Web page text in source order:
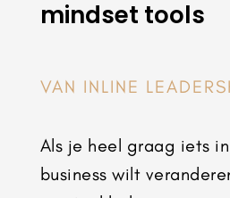
mindset tools
VAN INLINE
Als je heel graag iets
business wilt